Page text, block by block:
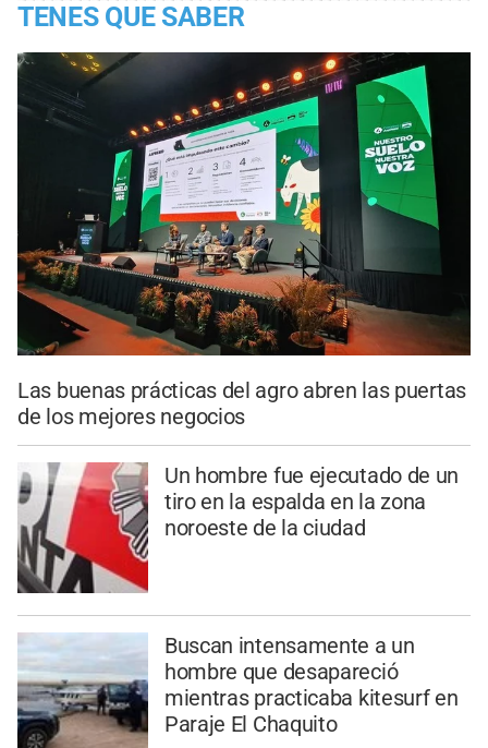
TENES QUE SABER
Las buenas prácticas del agro abren las puertas
de los mejores negocios
Un hombre fue ejecutado de un
tiro en la espalda en la zona
noroeste de la ciudad
Buscan intensamente a un
hombre que desapareció
mientras practicaba kitesurf en
Paraje El Chaquito